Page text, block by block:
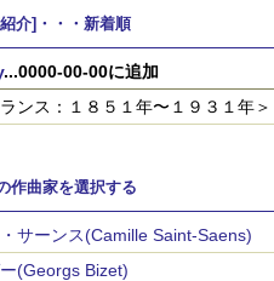
介]・・・新着順
...0000-00-00に追加
ンス：１８５１年〜１９３１年＞
作曲家を選択する
サーンス(Camille Saint-Saens)
(Georgs Bizet)